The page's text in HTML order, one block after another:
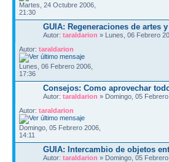
Martes, 24 Octubre 2006,
21:30
GUIA: Regeneraciones de artes
Autor: taraldarion » Lunes, 06 Febrero
Autor: taraldarion
Lunes, 06 Febrero 2006,
17:36
Consejos: Como aprovechar
Autor: taraldarion » Domingo, 05 Febrero
Autor: taraldarion
Domingo, 05 Febrero 2006,
14:11
GUIA: Intercambio de objetos
Autor: taraldarion » Domingo, 05